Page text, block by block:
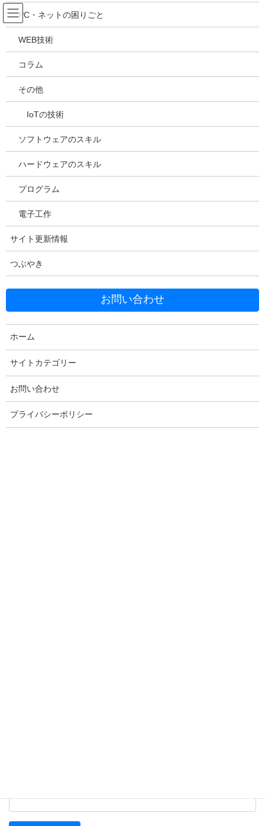
コ
ン
テ
ツ
ス
ッ
ナ
ビ
ゲ
シ
ン
移
吉川万能ＩＴ研究所
メディア
HOME
2024年3月7日 / 最終更新日時 :
20240307161041
Threads Hatena LINE
Copy
PC・ネットの困りごと
WEB技術
コラム
その他
IoTの技術
ソフトウェアのスキル
ハードウェアのスキル
プログラム
電子工作
サイト更新情報
つぶやき
お問い合わせ
ホーム
サイトカテゴリー
お問い合わせ
プライバシーポリシー